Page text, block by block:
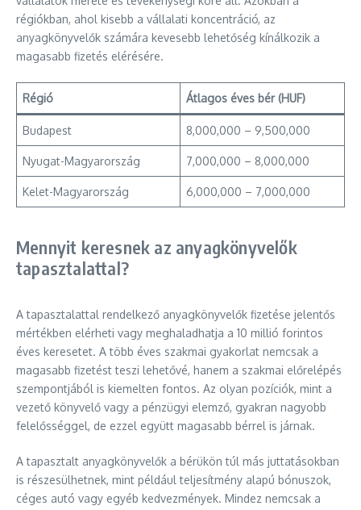
régiókban, ahol kisebb a vállalati koncentráció, az
anyagkönyvelők számára kevesebb lehetőség kínálkozik a
magasabb fizetés elérésére.
Régió Átlagos éves bér (HUF)
Budapest 8,000,000 – 9,500,000
Nyugat-Magyarország 7,000,000 – 8,000,000
Kelet-Magyarország 6,000,000 – 7,000,000
Mennyit keresnek az anyagkönyvelők
tapasztalattal?
A tapasztalattal rendelkező anyagkönyvelők fizetése jelentős
mértékben elérheti vagy meghaladhatja a 10 millió forintos
éves keresetet. A több éves szakmai gyakorlat nemcsak a
magasabb fizetést teszi lehetővé, hanem a szakmai előrelépés
szempontjából is kiemelten fontos. Az olyan pozíciók, mint a
vezető könyvelő vagy a pénzügyi elemző, gyakran nagyobb
felelősséggel, de ezzel együtt magasabb bérrel is járnak.
A tapasztalt anyagkönyvelők a bérükön túl más juttatásokban
is részesülhetnek, mint például teljesítmény alapú bónuszok,
céges autó vagy egyéb kedvezmények. Mindez nemcsak a